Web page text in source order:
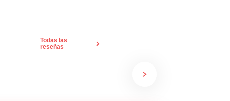
Todas las
reseñas